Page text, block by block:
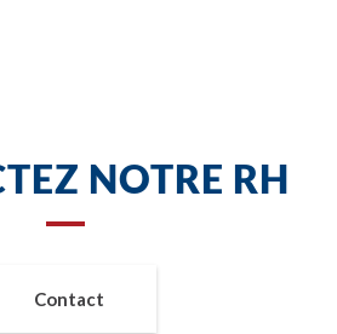
NOTRE RH
Contact